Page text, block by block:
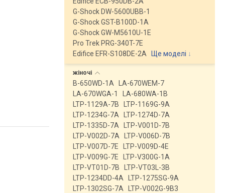
G-Shock DW-5600UBB-1
G-Shock GST-B100D-1A
G-Shock GW-M5610U-1E
Pro Trek PRG-340T-7E
Edifice EFR-S108DE-2A
Ще моделі ↓
жіночі
B-650WD-1A
LA-670WEM-7
LA-670WGA-1
LA-680WA-1B
LTP-1129A-7B
LTP-1169G-9A
LTP-1234G-7A
LTP-1274D-7A
LTP-1335D-7A
LTP-V001D-7B
LTP-V002D-7A
LTP-V006D-7B
LTP-V007D-7E
LTP-V009D-4E
LTP-V009G-7E
LTP-V300G-1A
LTP-VT01D-7B
LTP-VT03L-3B
LTP-1234DD-4A
LTP-1275SG-9A
LTP-1302SG-7A
LTP-V002G-9B3